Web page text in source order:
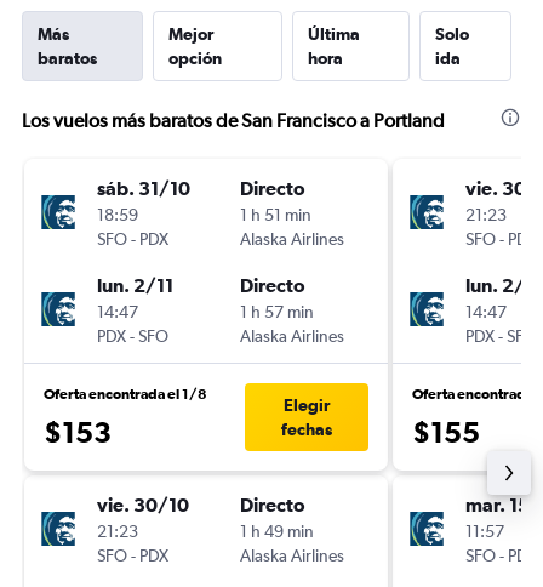
Más
baratos
Mejor
opción
Última
hora
Solo
ida
Los vuelos más baratos de San Francisco a Portland
sáb. 31/10
18:59
SFO- PDX
Directo
1 h 51 min
Alaska Airlines
lun. 2/11
14:47
PDX-SFO
Directo
1 h 57 min
Alaska Airlines
Oferta encontrada el 1/8
$153
Elegir
fechas
vie. 30/10
21:23
SFO- PDX
Directo
1 h 49 min
Alaska Airlines
vie. 30/
21:23
SFO- PDX
lun. 2/11
14:47
PDX-SFO
Oferta encontrada
$155
mar.
11:57
SFO- PDX